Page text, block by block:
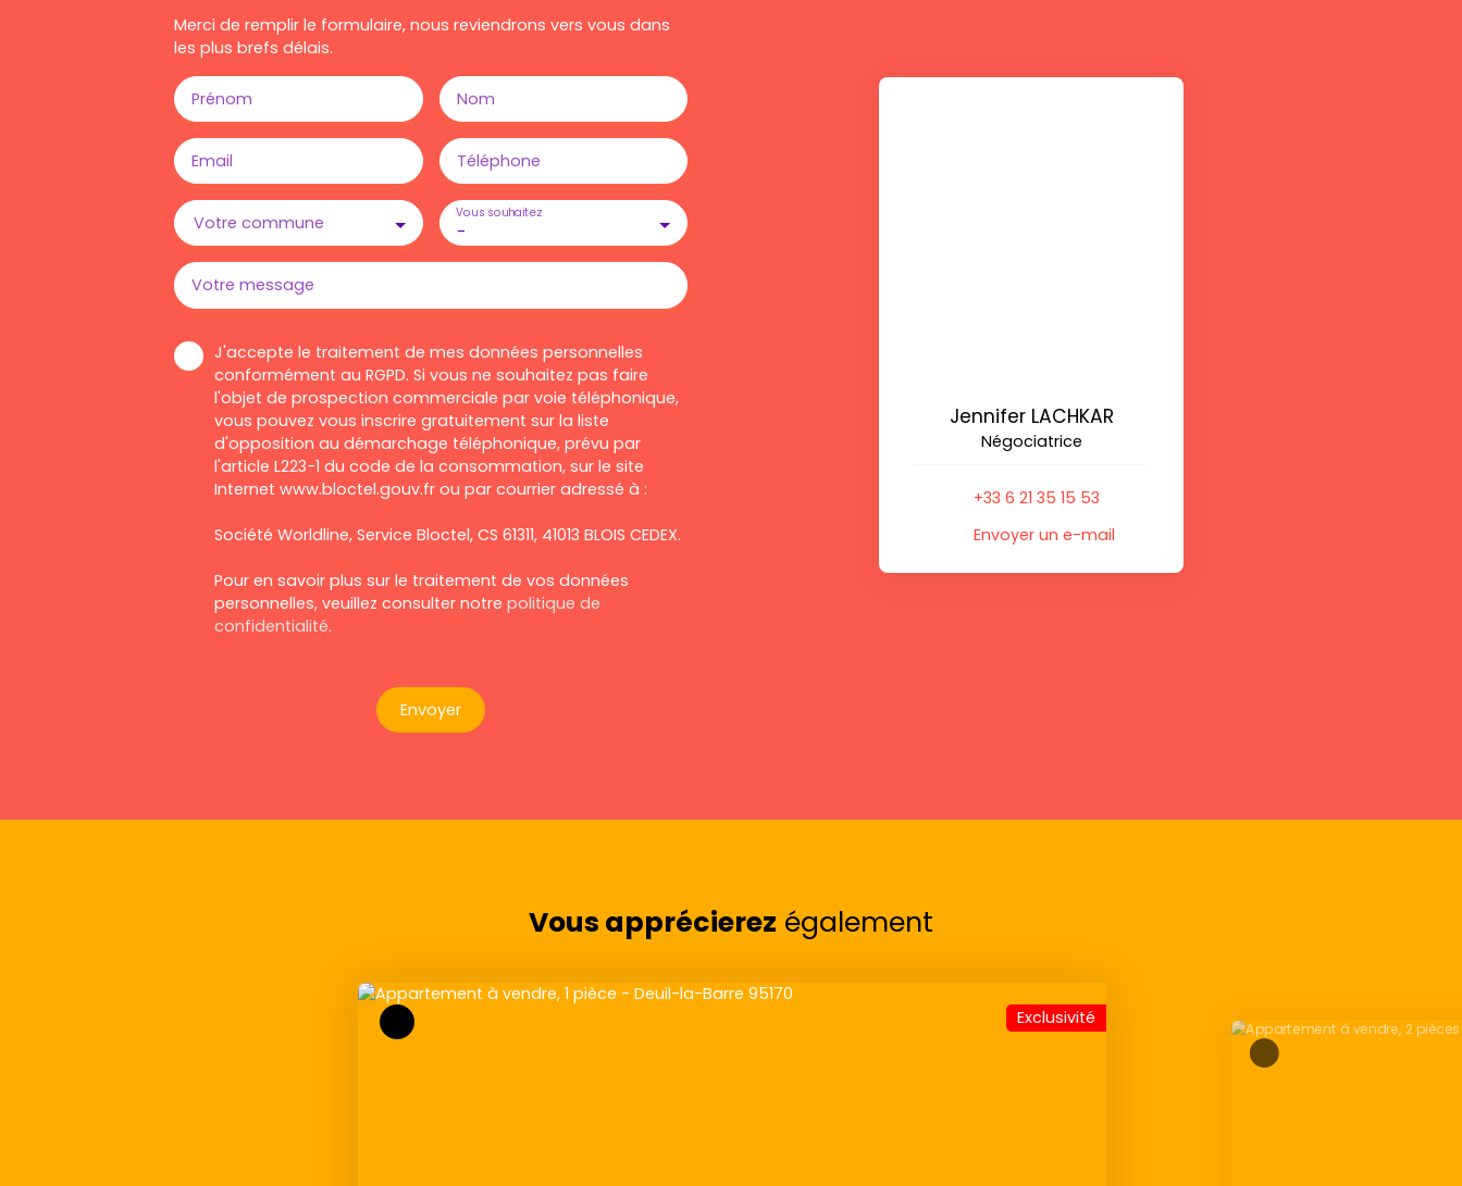
Merci de remplir le formulaire, nous reviendrons vers vous dans
les plus brefs délais.
Prénom Nom
Email Téléphone
Votre commune -
Vous souhaitez
Votre message
J'accepte le traitement de mes données personnelles
conformément au RGPD. Si vous ne souhaitez pas faire
l'objet de prospection commerciale par voie téléphonique,
vous pouvez vous inscrire gratuitement sur la liste
d'opposition au démarchage téléphonique, prévu par
l'article L223-1 du code de la consommation, sur le site
Internet www.bloctel.gouv.fr ou par courrier adressé à :
Société Worldline, Service Bloctel, CS 61311, 41013 BLOIS CEDEX.
Pour en savoir plus sur le traitement de vos données
personnelles, veuillez consulter notre politique de
confidentialité.
Envoyer
Jennifer LACHKAR
Négociatrice
+33 6 21 35 15 53
Envoyer un e-mail
Vous apprécierez également